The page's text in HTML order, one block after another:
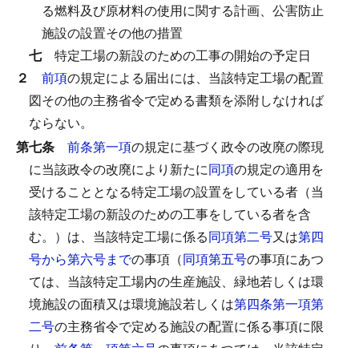
る燃料及び原材料の使用に関する計画、公害防止
施設の設置その他の措置
七 特定工場の新設のための工事の開始の予定日
２ 前項の規定による届出には、当該特定工場の配置
図その他の主務省令で定める書類を添附しなければ
ならない。
第七条 前条第一項の規定に基づく政令の改廃の際現
に当該政令の改廃により新たに同項の規定の適用を
受けることとなる特定工場の設置をしている者（当
該特定工場の新設のための工事をしている者を含
む。）は、当該特定工場に係る同項第二号又は第四
号から第六号までの事項（同項第五号の事項にあつ
ては、当該特定工場内の生産施設、緑地若しくは環
境施設の面積又は環境施設若しくは第四条第一項第
二号の主務省令で定める施設の配置に係る事項に限